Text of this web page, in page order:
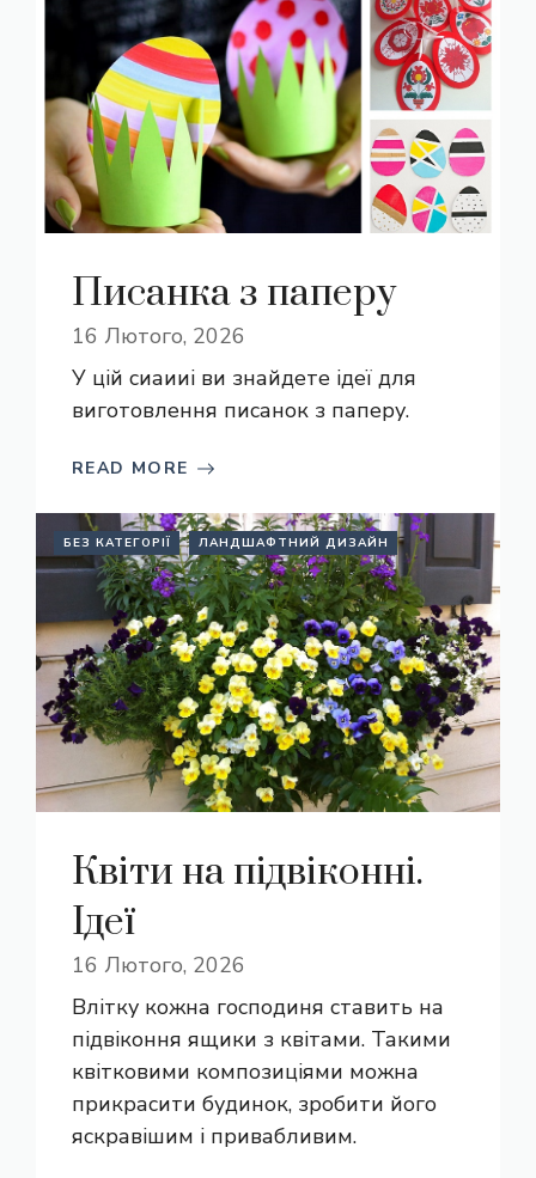
Писанка з паперу
16 Лютого, 2026
У цій сиаииі ви знайдете ідеї для
виготовлення писанок з паперу.
READ MORE
БЕЗ КАТЕГОРІЇ ЛАНДШАФТНИЙ ДИЗАЙН
Квіти на підвіконні.
Ідеї
16 Лютого, 2026
Влітку кожна господиня ставить на
підвіконня ящики з квітами. Такими
квітковими композиціями можна
прикрасити будинок, зробити його
яскравішим і привабливим.